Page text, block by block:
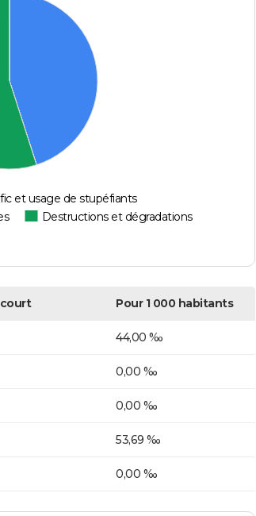
et usage de stupéfiants
Destructions et dégradations
Pour 1 000 habitants
44,00 ‰
0,00 ‰
0,00 ‰
53,69 ‰
0,00 ‰